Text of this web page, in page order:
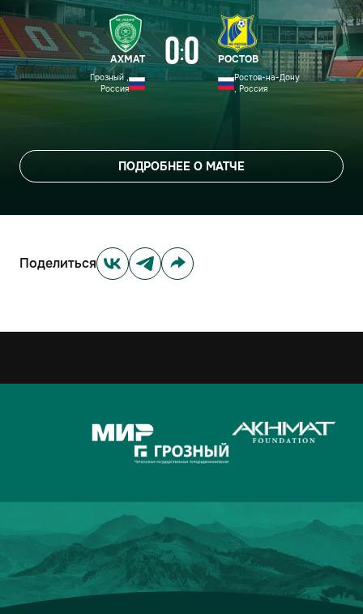
АХМАТ
Грозный ,
Россия
0:0 РОСТОВ
Ростов-на-Дону
, Россия
ПОДРОБНЕЕ О МАТЧЕ
Поделиться